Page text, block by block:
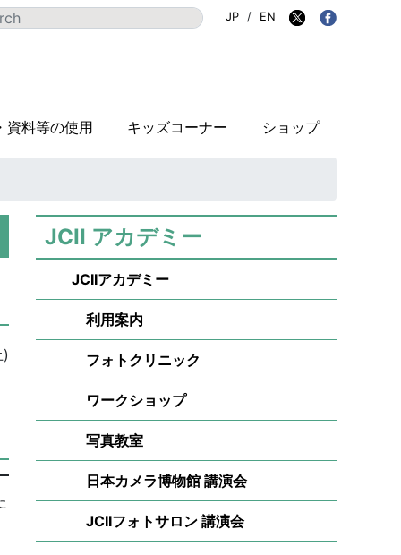
資料等の使用 キッズコーナー ショップ
JP / EN
JCII アカデミー
JCIIアカデミー
利用案内
フォトクリニック
ワークショップ
写真教室
日本カメラ博物館 講演会
JCIIフォトサロン 講演会